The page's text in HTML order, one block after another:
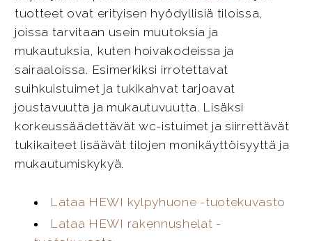
tuotteet ovat erityisen hyödyllisiä tiloissa,
joissa tarvitaan usein muutoksia ja
mukautuksia, kuten hoivakodeissa ja
sairaaloissa. Esimerkiksi irrotettavat
suihkuistuimet ja tukikahvat tarjoavat
joustavuutta ja mukautuvuutta. Lisäksi
korkeussäädettävät wc-istuimet ja siirrettävät
tukikaiteet lisäävät tilojen monikäyttöisyyttä ja
mukautumiskykyä.
Lataa HEWI kylpyhuone -tuotekuvasto
Lataa HEWI rakennushelat -